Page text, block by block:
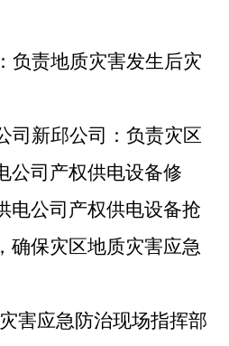
负责地质灾害发生后灾
司新邱公司：负责灾区
公司产权供电设备修
电公司产权供电设备抢
确保灾区地质灾害应急
害应急防治现场指挥部